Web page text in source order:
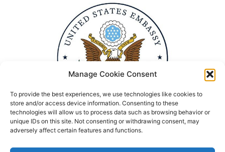
Manage Cookie Consent
To provide the best experiences, we use technologies like cookies to
store and/or access device information. Consenting to these
technologies will allow us to process data such as browsing behavior or
unique IDs on this site. Not consenting or withdrawing consent, may
adversely affect certain features and functions.